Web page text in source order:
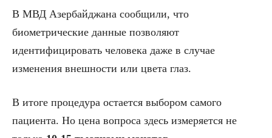
В МВД Азербайджана сообщили, что
биометрические данные позволяют
идентифицировать человека даже в случае
изменения внешности или цвета глаз.
В итоге процедура остается выбором самого
пациента. Но цена вопроса здесь измеряется не